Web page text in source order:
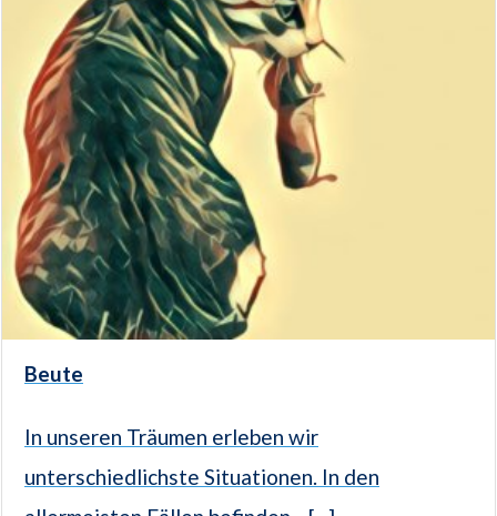
Beute
In unseren Träumen erleben wir
unterschiedlichste Situationen. In den